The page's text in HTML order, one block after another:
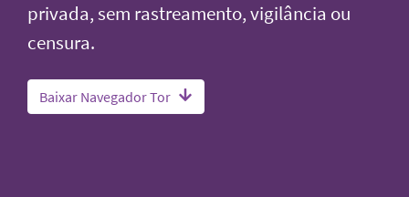
privada, sem rastreamento, vigilância ou
censura.
Baixar Navegador Tor